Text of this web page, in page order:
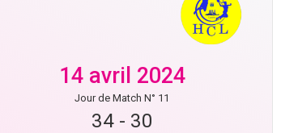
14 avril 2024
Jour de Match N° 11
34- 30